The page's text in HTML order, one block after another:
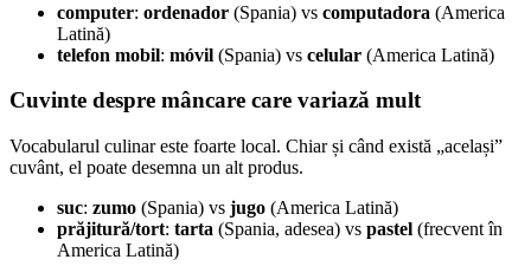
computer: ordenador (Spania) vs computadora (America
Latină)
telefon mobil: móvil (Spania) vs celular (America Latină)
Cuvinte despre mâncare care variază mult
Vocabularul culinar este foarte local. Chiar și când există „același”
cuvânt, el poate desemna un alt produs.
suc: zumo (Spania) vs jugo (America Latină)
prăjitură/tort: tarta (Spania, adesea) vs pastel (frecvent în
America Latină)